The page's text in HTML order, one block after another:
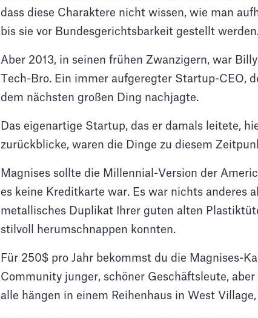
dass diese Charaktere nicht wissen, wie man
bis sie vor Bundesgerichtsbarkeit gestellt
Aber 2013, in seinen frühen Zwanzigern, war
Tech-Bro. Ein immer aufgeregter Startup-CEO,
dem nächsten großen Ding nachjagte.
Das eigenartige Startup, das er damals leitete,
zurückblicke, waren die Dinge zu diesem
Magnises sollte die Millennial-Version der
es keine Kreditkarte war. Es war nichts anderes
metallisches Duplikat Ihrer guten alten
stilvoll herumschnappen konnten.
Für 250$ pro Jahr bekommst du die Magnises-
Community junger, schöner Geschäftsleute,
alle hängen in einem Reihenhaus in West